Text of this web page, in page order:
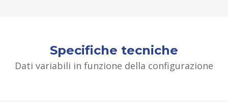
Specifiche tecniche
Dati variabili in funzione della configurazione